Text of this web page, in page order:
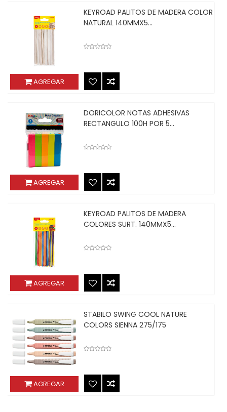
AGREGAR
KEYROAD PALITOS DE MADERA COLOR
NATURAL 140MMX5...
AGREGAR
DORICOLOR NOTAS ADHESIVAS
RECTANGULO 100H POR 5...
AGREGAR
KEYROAD PALITOS DE MADERA
COLORES SURT. 140MMX5...
AGREGAR
STABILO SWING COOL NATURE
COLORS SIENNA 275/175